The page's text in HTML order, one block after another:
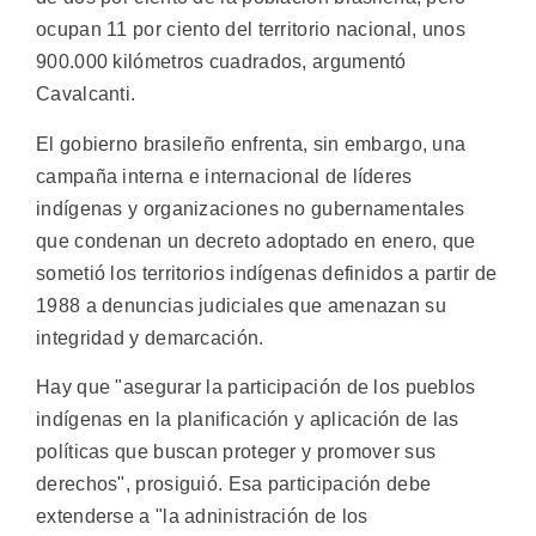
ocupan 11 por ciento del territorio nacional, unos
900.000 kilómetros cuadrados, argumentó
Cavalcanti.
El gobierno brasileño enfrenta, sin embargo, una
campaña interna e internacional de líderes
indígenas y organizaciones no gubernamentales
que condenan un decreto adoptado en enero, que
sometió los territorios indígenas definidos a partir de
1988 a denuncias judiciales que amenazan su
integridad y demarcación.
Hay que "asegurar la participación de los pueblos
indígenas en la planificación y aplicación de las
políticas que buscan proteger y promover sus
derechos", prosiguió. Esa participación debe
extenderse a "la adninistración de los